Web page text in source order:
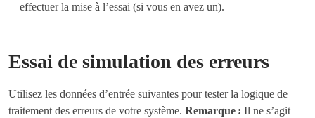
effectuer la mise à l’essai (si vous en avez un).
Essai de simulation des erreurs
Utilisez les données d’entrée suivantes pour tester la logique de
traitement des erreurs de votre système. Remarque : Il ne s’agit